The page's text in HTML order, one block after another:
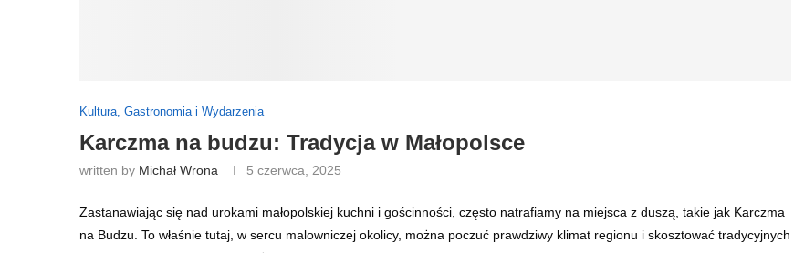
Kultura, Gastronomia i Wydarzenia
Karczma na budzu: Tradycja w Małopolsce
written byMichał Wrona 5 czerwca, 2025
Zastanawiając się nad urokami małopolskiej kuchni i gościnności, często natrafiamy na miejsca z duszą, takie jak
Karczma na Budzu. To właśnie tutaj, w sercu malowniczej okolicy, można poczuć prawdziwy klimat regionu i